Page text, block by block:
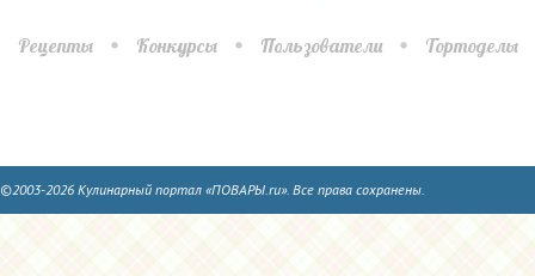
Рецепты Конкурсы Пользователи Тортоделы
©2003-2026 Кулинарный портал «ПОВАРЫ.ru». Все права сохранены.